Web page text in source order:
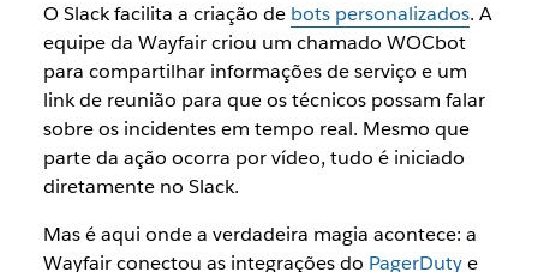
O Slack facilita a criação de bots personalizados. A
equipe da Wayfair criou um chamado WOCbot
para compartilhar informações de serviço e um
link de reunião para que os técnicos possam falar
sobre os incidentes em tempo real. Mesmo que
parte da ação ocorra por vídeo, tudo é iniciado
diretamente no Slack.
Mas é aqui onde a verdadeira magia acontece: a
Wayfair conectou as integrações do PagerDutye